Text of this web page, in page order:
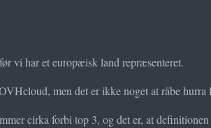
vi har et europæisk land repræsenteret.
men det er ikke noget at råbe hurra
cirka forbi top 3, og det er, at